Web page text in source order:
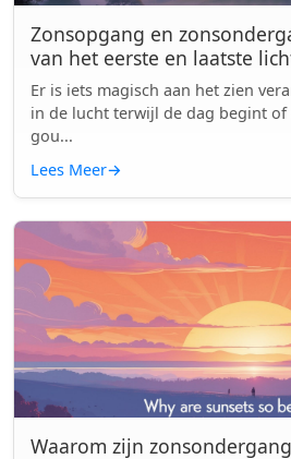
Zonsopgang en
van het eerste en laatste
Er is iets magisch aan het zien
in de lucht terwijl de dag begint
gou...
Lees Meer→
Waarom zijn